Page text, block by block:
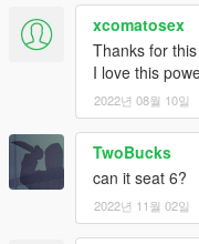
xcomatosex
Thanks for
I love this
2022년 08월 10일
TwoBucks
can it seat 6?
2022년 11월 02일